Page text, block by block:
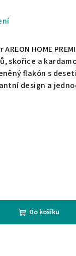
HOME
skořice a
flakón s
design a
Do košíku